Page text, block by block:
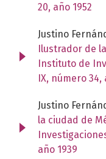
20, año 1952
Justino
Ilustrador de
Instituto de
IX, número 34,
Justino
la ciudad de
año 1939